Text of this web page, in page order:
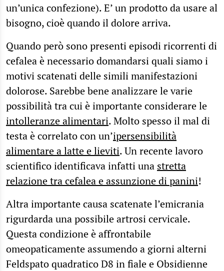
un’unica confezione). E’ un prodotto da usare al
bisogno, cioè quando il dolore arriva.
Quando però sono presenti episodi ricorrenti di
cefalea è necessario domandarsi quali siamo i
motivi scatenati delle simili manifestazioni
dolorose. Sarebbe bene analizzare le varie
possibilità tra cui è importante considerare le
intolleranze alimentari. Molto spesso il mal di
testa è correlato con un’ipersensibilità
alimentare a latte e lieviti. Un recente lavoro
scientifico identificava infatti una stretta
relazione tra cefalea e assunzione di panini!
Altra importante causa scatenate l’emicrania
rigurdarda una possibile artrosi cervicale.
Questa condizione è affrontabile
omeopaticamente assumendo a giorni alterni
Feldspato quadratico D8 in fiale e Obsidienne